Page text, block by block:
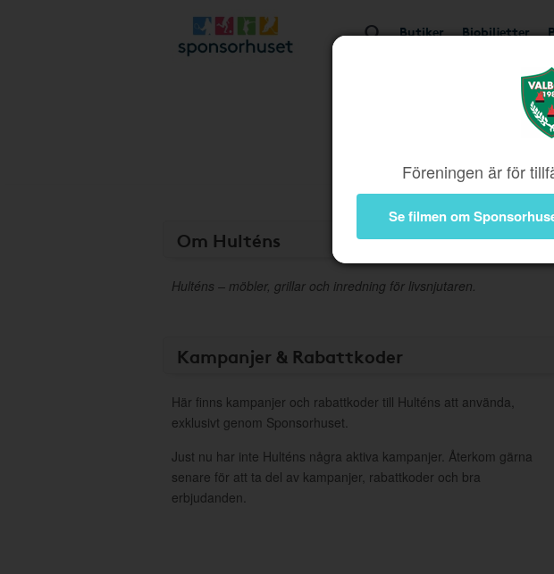
Butiker Biobiljetter
Föreningen är för
Se filmen om
Om Hulténs
Hulténs – möbler, grillar och inredning för livsnjutaren.
Kampanjer & Rabattkoder
Här finns kampanjer och rabattkoder till Hulténs att använda,
exklusivt genom Sponsorhuset.
Just nu har inte Hulténs några aktiva kampanjer. Återkom gärna
senare för att ta del av kampanjer, rabattkoder och bra
erbjudanden.